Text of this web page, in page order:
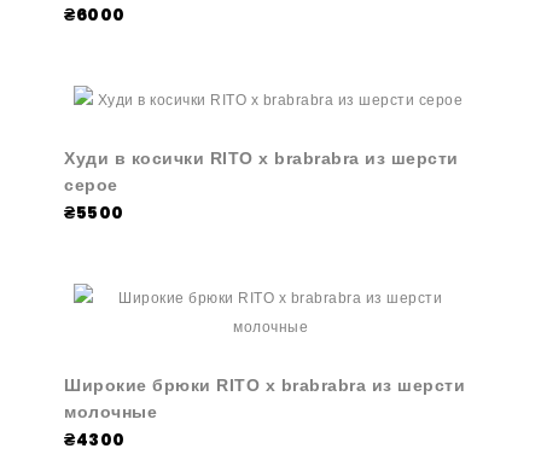
₴6000
Худи в косички RITO x brabrabra из шерсти
серое
₴5500
Широкие брюки RITO x brabrabra из шерсти
молочные
₴4300